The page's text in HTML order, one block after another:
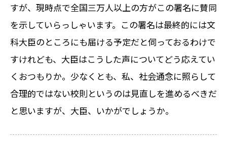
すが、現時点で全国三万人以上の方がこの署名に賛同
を示していらっしゃいます。この署名は最終的には文
科大臣のところにも届ける予定だと伺っておるわけで
すけれども、大臣はこうした声についてどう応えてい
くおつもりか。少なくとも、私、社会通念に照らして
合理的ではない校則というのは見直しを進めるべきだ
と思いますが、大臣、いかがでしょうか。